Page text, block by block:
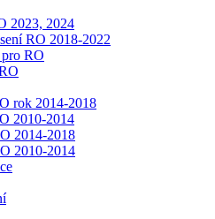
2023, 2024
RO 2018-2022
RO
rok 2014-2018
2010-2014
2014-2018
2010-2014